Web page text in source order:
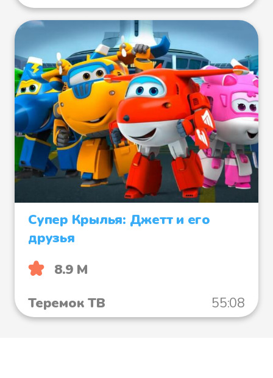
Супер Крылья: Джетт и его
друзья
8.9 М
Теремок ТВ
55:08